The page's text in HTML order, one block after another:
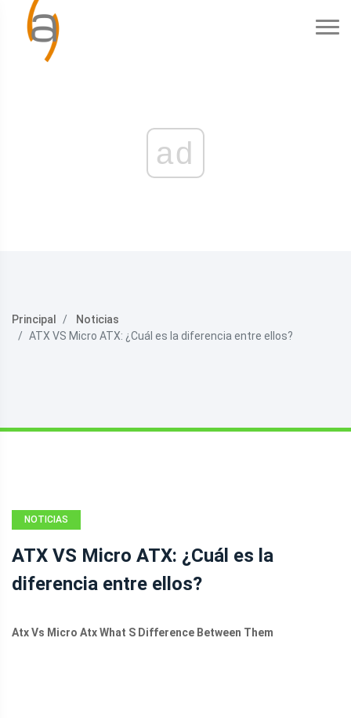
ad
Principal
Noticias
ATX VS Micro ATX: ¿Cuál es la diferencia entre ellos?
NOTICIAS
ATX VS Micro ATX: ¿Cuál es la
diferencia entre ellos?
Atx Vs Micro Atx What S Difference Between Them